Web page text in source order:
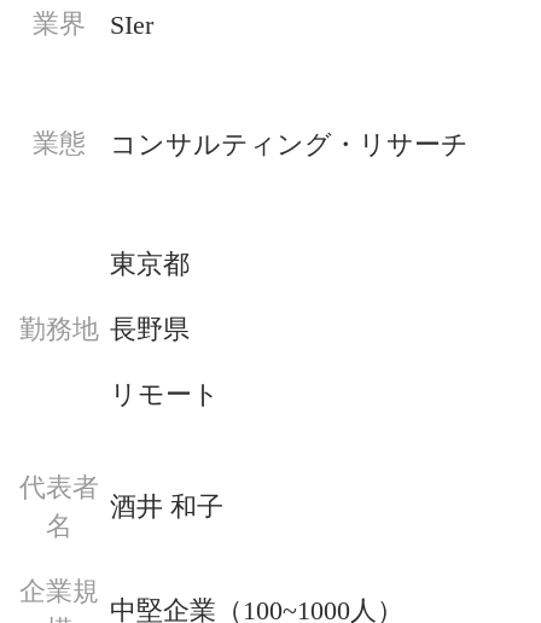
業界 SIer
業態 コンサルティング・リサーチ
勤務地
東京都
長野県
リモート
代表者
名
酒井 和子
企業規
中堅企業（100~1000人）